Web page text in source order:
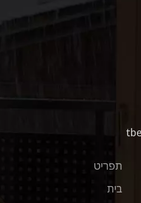
תפריט
בית